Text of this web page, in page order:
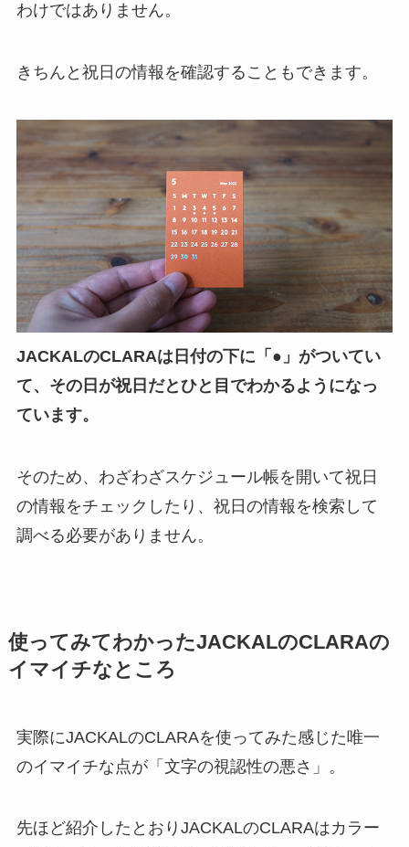
わけではありません。
きちんと祝日の情報を確認することもできます。
JACKALのCLARAは日付の下に「●」がついてい
て、その日が祝日だとひと目でわかるようになっ
ています。
そのため、わざわざスケジュール帳を開いて祝日
の情報をチェックしたり、祝日の情報を検索して
調べる必要がありません。
使ってみてわかったJACKALのCLARAの
イマイチなところ
実際にJACKALのCLARAを使ってみた感じた唯一
のイマイチな点が「文字の視認性の悪さ」。
先ほど紹介したとおりJACKALのCLARAはカラー